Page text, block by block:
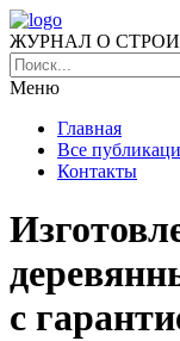
ЖУРНАЛ О
Меню
Главная
Все
Контакты
с